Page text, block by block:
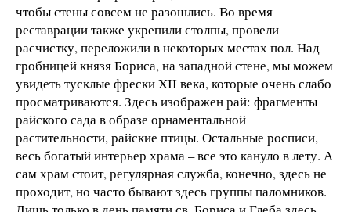
чтобы стены совсем не разошлись. Во время
реставрации также укрепили столпы, провели
расчистку, переложили в некоторых местах пол. Над
гробницей князя Бориса, на западной стене, мы можем
увидеть тусклые фрески XII века, которые очень слабо
просматриваются. Здесь изображен рай: фрагменты
райского сада в образе орнаментальной
растительности, райские птицы. Остальные росписи,
весь богатый интерьер храма – все это кануло в лету. А
сам храм стоит, регулярная служба, конечно, здесь не
проходит, но часто бывают здесь группы паломников.